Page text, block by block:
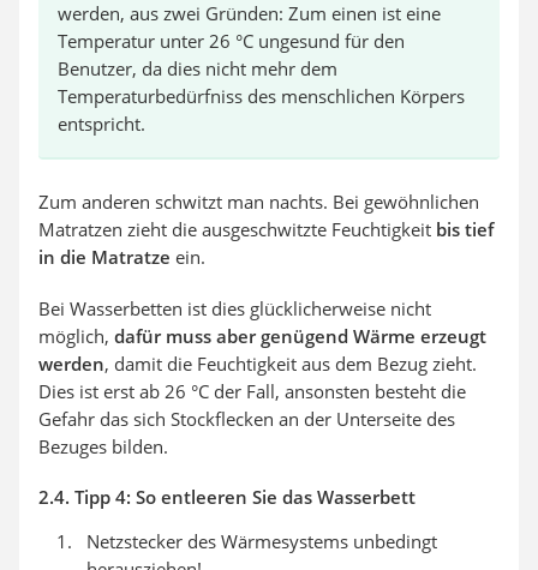
werden, aus zwei Gründen: Zum einen ist eine
Temperatur unter 26 °C ungesund für den
Benutzer, da dies nicht mehr dem
Temperaturbedürfniss des menschlichen Körpers
entspricht.
Zum anderen schwitzt man nachts. Bei gewöhnlichen
Matratzen zieht die ausgeschwitzte Feuchtigkeit bis tief
in die Matratze ein.
Bei Wasserbetten ist dies glücklicherweise nicht
möglich, dafür muss aber genügend Wärme erzeugt
werden, damit die Feuchtigkeit aus dem Bezug zieht.
Dies ist erst ab 26 °C der Fall, ansonsten besteht die
Gefahr das sich Stockflecken an der Unterseite des
Bezuges bilden.
2.4. Tipp 4: So entleeren Sie das Wasserbett
Netzstecker des Wärmesystems unbedingt